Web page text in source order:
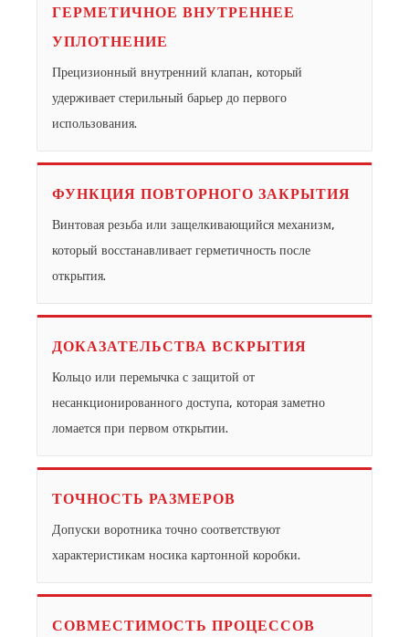
ГЕРМЕТИЧНОЕ ВНУТРЕННЕЕ
УПЛОТНЕНИЕ
Прецизионный внутренний клапан, который
удерживает стерильный барьер до первого
использования.
ФУНКЦИЯ ПОВТОРНОГО ЗАКРЫТИЯ
Винтовая резьба или защелкивающийся механизм,
который восстанавливает герметичность после
открытия.
ДОКАЗАТЕЛЬСТВА ВСКРЫТИЯ
Кольцо или перемычка с защитой от
несанкционированного доступа, которая заметно
ломается при первом открытии.
ТОЧНОСТЬ РАЗМЕРОВ
Допуски воротника точно соответствуют
характеристикам носика картонной коробки.
СОВМЕСТИМОСТЬ ПРОЦЕССОВ